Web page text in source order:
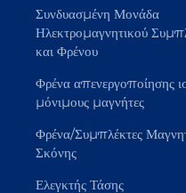
Συνδυασμένη Μονάδα
Ηλεκτρομαγνητικού
και Φρένου
Φρένα απενεργοποίησης
μόνιμους μαγνήτες
Φρένα/Συμπλέκτες
Σκόνης
Ελεγκτής Τάσης